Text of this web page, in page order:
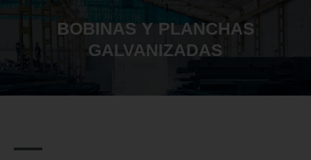
BOBINAS Y PLANCHAS
GALVANIZADAS